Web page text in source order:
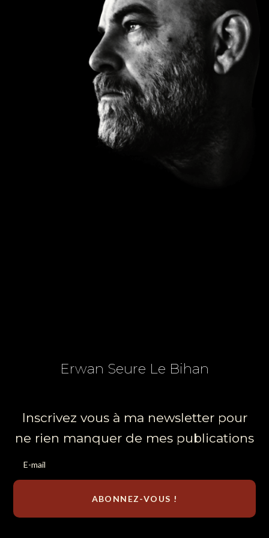
Erwan Seure Le Bihan
Inscrivez vous à ma newsletter pour
ne rien manquer de mes publications
ABONNEZ-VOUS !